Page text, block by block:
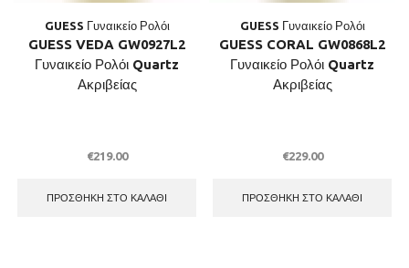
GUESS Γυναικείο Ρολόι
GUESS VEDA GW0927L2
Γυναικείο Ρολόι Quartz
Ακριβείας
€219.00
ΠΡΟΣΘΉΚΗ ΣΤΟ ΚΑΛΆΘΙ
GUESS Γυναικείο Ρολόι
GUESS CORAL GW0868L2
Γυναικείο Ρολόι Quartz
Ακριβείας
€229.00
ΠΡΟΣΘΉΚΗ ΣΤΟ ΚΑΛΆΘΙ